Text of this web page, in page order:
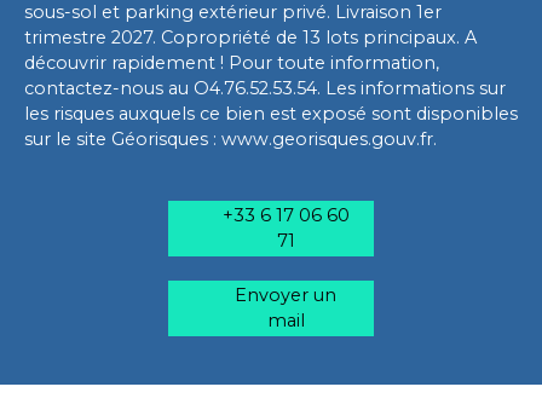
sous-sol et parking extérieur privé. Livraison 1er
trimestre 2027. Copropriété de 13 lots principaux. A
découvrir rapidement ! Pour toute information,
contactez-nous au O4.76.52.53.54. Les informations sur
les risques auxquels ce bien est exposé sont disponibles
sur le site Géorisques : www.georisques.gouv.fr.
+33 6 17 06 60
71
Envoyer un
mail